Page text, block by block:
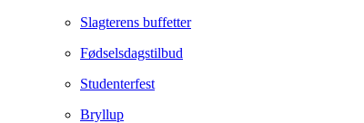
Slagterens buffetter
Fødselsdagstilbud
Studenterfest
Bryllup